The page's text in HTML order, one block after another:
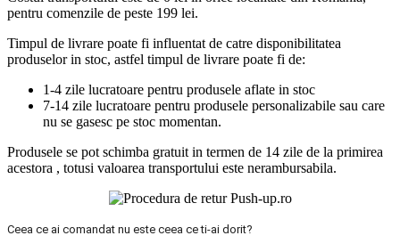
pentru comenzile de peste 199 lei.
Timpul de livrare poate fi influentat de catre disponibilitatea
produselor in stoc, astfel timpul de livrare poate fi de:
1-4 zile lucratoare pentru produsele aflate in stoc
7-14 zile lucratoare pentru produsele personalizabile sau care
nu se gasesc pe stoc momentan.
Produsele se pot schimba gratuit in termen de 14 zile de la primirea
acestora , totusi valoarea transportului este nerambursabila.
Ceea ce ai comandat nu este ceea ce ti-ai dorit?